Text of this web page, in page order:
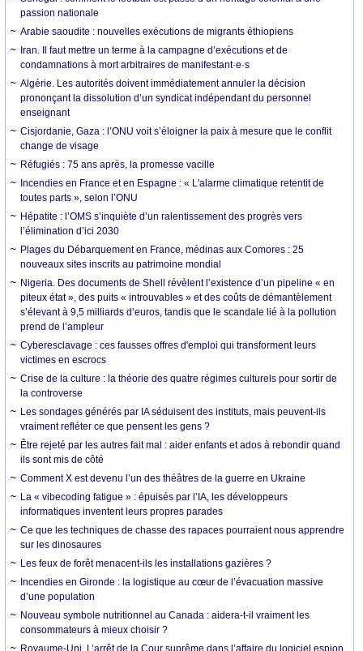
passion nationale
Arabie saoudite : nouvelles exécutions de migrants éthiopiens
Iran. Il faut mettre un terme à la campagne d’exécutions et de
condamnations à mort arbitraires de manifestant·e·s
Algérie. Les autorités doivent immédiatement annuler la décision
prononçant la dissolution d’un syndicat indépendant du personnel
enseignant
Cisjordanie, Gaza : l’ONU voit s’éloigner la paix à mesure que le conflit
change de visage
Réfugiés : 75 ans après, la promesse vacille
Incendies en France et en Espagne : « L'alarme climatique retentit de
toutes parts », selon l’ONU
Hépatite : l’OMS s’inquiète d’un ralentissement des progrès vers
l’élimination d’ici 2030
Plages du Débarquement en France, médinas aux Comores : 25
nouveaux sites inscrits au patrimoine mondial
Nigeria. Des documents de Shell révèlent l’existence d’un pipeline « en
piteux état », des puits « introuvables » et des coûts de démantèlement
s’élevant à 9,5 milliards d’euros, tandis que le scandale lié à la pollution
prend de l’ampleur
Cyberesclavage : ces fausses offres d'emploi qui transforment leurs
victimes en escrocs
Crise de la culture : la théorie des quatre régimes culturels pour sortir de
la controverse
Les sondages générés par IA séduisent des instituts, mais peuvent-ils
vraiment refléter ce que pensent les gens ?
Être rejeté par les autres fait mal : aider enfants et ados à rebondir quand
ils sont mis de côté
Comment X est devenu l’un des théâtres de la guerre en Ukraine
La « vibecoding fatigue » : épuisés par l’IA, les développeurs
informatiques inventent leurs propres parades
Ce que les techniques de chasse des rapaces pourraient nous apprendre
sur les dinosaures
Les feux de forêt menacent-ils les installations gazières ?
Incendies en Gironde : la logistique au cœur de l’évacuation massive
d’une population
Nouveau symbole nutritionnel au Canada : aidera-t-il vraiment les
consommateurs à mieux choisir ?
Royaume-Uni. L’arrêt de la Cour suprême dans l’affaire du logiciel espion